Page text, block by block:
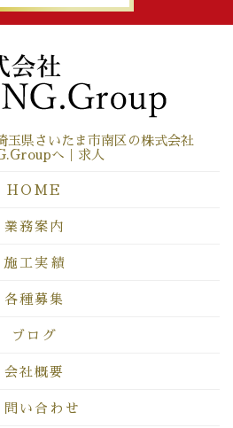
玉県さいたま市南区の株式会社
へ｜求人
HOME
業務案内
施工実績
各種募集
ブログ
会社概要
問い合わせ